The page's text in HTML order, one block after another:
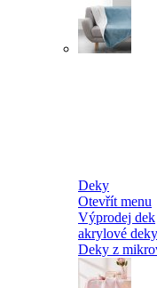
Deky
Otevřít menu
Výprodej dek
akrylové deky
Deky z